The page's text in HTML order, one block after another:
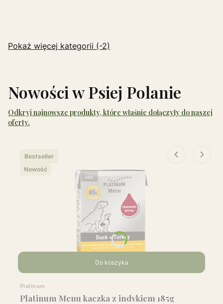
Pokaż więcej kategorii (-2)
Nowości w Psiej Polanie
Odkryj najnowsze produkty, które właśnie dołączyły do naszej
oferty.
Bestseller
Nowość
Do koszyka
Platinum Menu kaczka z indykiem 185g
Producent
Platinum